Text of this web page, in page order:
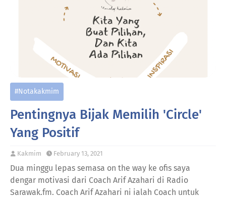
#notakakmim
Pentingnya Bijak Memilih 'Circle'
Yang Positif
Kakmim February 13, 2021
Dua minggu lepas semasa on the way ke ofis saya
dengar motivasi dari Coach Arif Azahari di Radio
Sarawak.fm. Coach Arif Azahari ni ialah Coach untuk